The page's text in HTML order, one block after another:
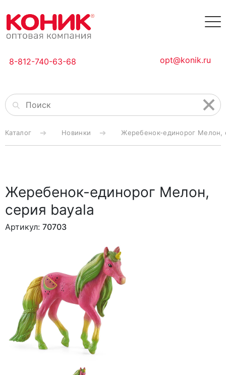
8-812-740-63-68 opt@konik.ru
Каталог Новинки Жеребенок-единорог Мелон,
Жеребенок-единорог Мелон,
серия bayala
Артикул: 70703